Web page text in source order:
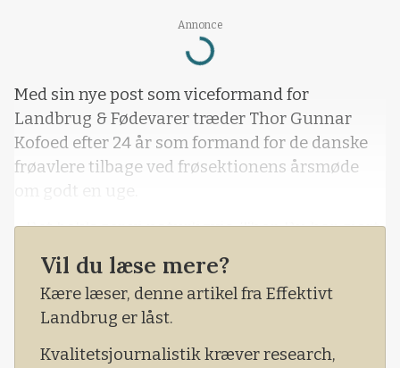
Annonce
Loading...
Med sin nye post som viceformand for
Landbrug & Fødevarer træder Thor Gunnar
Kofoed efter 24 år som formand for de danske
frøavlere tilbage ved frøsektionens årsmøde
om godt en uge.
- Det beklager vi naturligvis. Thor. Du har gjort
en kæmpe indsats for os frøavlere og for hele
frøsektoren, lød det fra de fynske frøavleres
formand, Knud Rabølle Knudsen, da han i går
kunne glæde sig over, a
Vil du læse mere?
Kære læser, denne artikel fra Effektivt
Landbrug er låst.
Kvalitetsjournalistik kræver research,